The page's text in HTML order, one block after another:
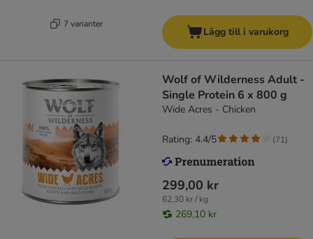
7 varianter
Lägg till i varukorg
Wolf of Wilderness Adult -
Single Protein 6 x 800 g
Wide Acres - Chicken
299,00 kr
62,30 kr / kg
269,10 kr
Rating: 4.4/5 (71)